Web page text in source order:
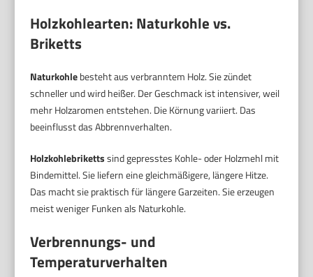
Holzkohlearten: Naturkohle vs.
Briketts
Naturkohlebesteht aus verbranntem Holz. Sie zündet
schneller und wird heißer. Der Geschmack ist intensiver, weil
mehr Holzaromen entstehen. Die Körnung variiert. Das
beeinflusst das Abbrennverhalten.
Holzkohlebrikettssind gepresstes Kohle- oder Holzmehl mit
Bindemittel. Sie liefern eine gleichmäßigere, längere Hitze.
Das macht sie praktisch für längere Garzeiten. Sie erzeugen
meist weniger Funken als Naturkohle.
Verbrennungs- und
Temperaturverhalten